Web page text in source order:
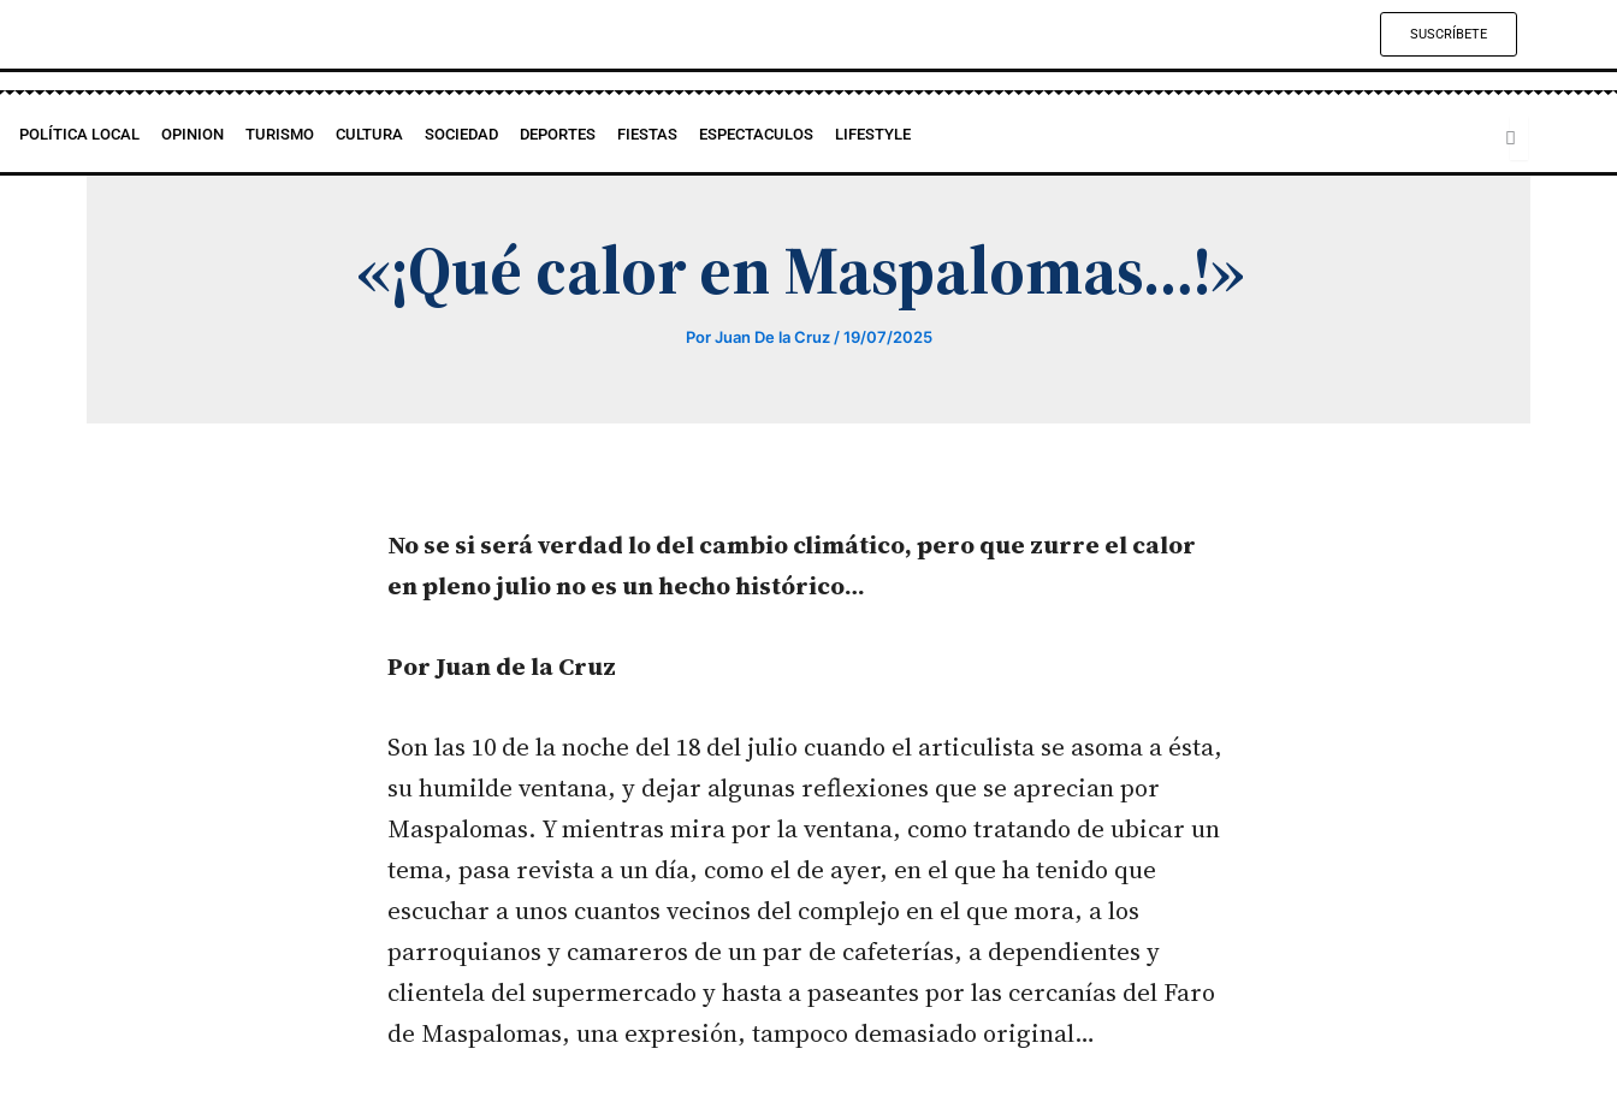
contenido
SUSCRÍBETE
POLÍTICA LOCAL OPINION TURISMO CULTURA SOCIEDAD DEPORTES FIESTAS ESPECTACULOS LIFESTYLE
«¡Qué calor en Maspalomas…!»
PorJuan De la Cruz /19/07/2025
No se si será verdad lo del cambio climático, pero que zurre el calor
en pleno julio no es un hecho histórico…
Por Juan de la Cruz
Son las 10 de la noche del 18 del julio cuando el articulista se asoma a ésta,
su humilde ventana, y dejar algunas reflexiones que se aprecian por
Maspalomas. Y mientras mira por la ventana, como tratando de ubicar un
tema, pasa revista a un día, como el de ayer, en el que ha tenido que
escuchar a unos cuantos vecinos del complejo en el que mora, a los
parroquianos y camareros de un par de cafeterías, a dependientes y
clientela del supermercado y hasta a paseantes por las cercanías del Faro
de Maspalomas, una expresión, tampoco demasiado original…